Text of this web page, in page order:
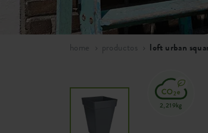
home productos loft urban
2,219kg